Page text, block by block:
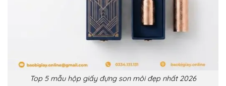
Top 5 mẫu hộp giấy đựng son môi đẹp nhất 2026